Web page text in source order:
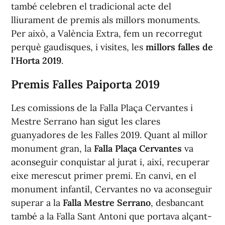
també celebren el tradicional acte del
lliurament de premis als millors monuments.
Per això, a València Extra, fem un recorregut
perquè gaudisques, i visites, les millors falles de
l'Horta 2019.
Premis Falles Paiporta 2019
Les comissions de la Falla Plaça Cervantes i
Mestre Serrano han sigut les clares
guanyadores de les Falles 2019. Quant al millor
monument gran, la Falla Plaça Cervantes va
aconseguir conquistar al jurat i, així, recuperar
eixe merescut primer premi. En canvi, en el
monument infantil, Cervantes no va aconseguir
superar a la Falla Mestre Serrano, desbancant
també a la Falla Sant Antoni que portava alçant-